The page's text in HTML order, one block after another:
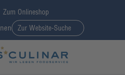
Zum Onlineshop
Zur Website-Suche